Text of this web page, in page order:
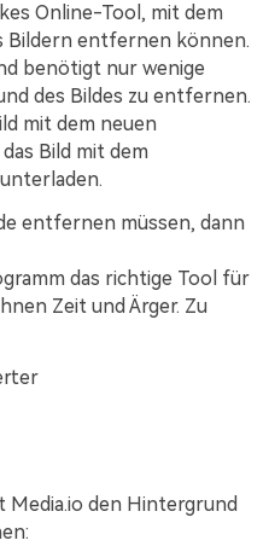
Online-Tool, mit dem
Bildern entfernen können.
benötigt nur wenige
des Bildes zu entfernen.
mit dem neuen
Bild mit dem
entfernen müssen, dann
das richtige Tool für
Zeit und Ärger. Zu
Media.io den Hintergrund